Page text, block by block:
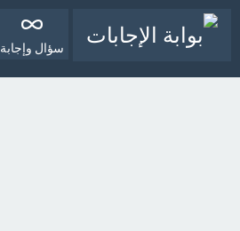
سؤال وإجابة